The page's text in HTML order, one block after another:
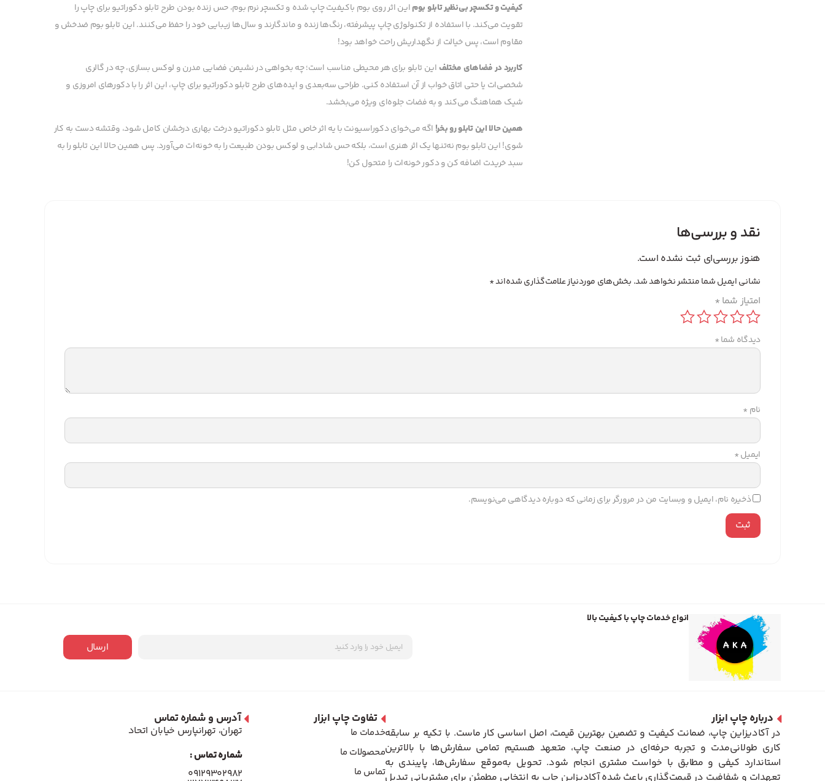
کیفیت و تکسچر بی‌نظیر تابلو بوماین اثر روی بوم باکیفیت چاپ شده و تکسچر نرم بوم، حس زنده بودن طرح تابلو دکوراتیو برای چاپ را
تقویت می‌کند. با استفاده از تکنولوژی چاپ پیشرفته، رنگ‌ها زنده و ماندگارند و سال‌ها زیبایی خود را حفظ می‌کنند. این تابلو بوم ضدخش و
مقاوم است، پس خیالت از نگهداریش راحت خواهد بود!
کاربرد در فضاهای مختلف این تابلو برای هر محیطی مناسب است؛ چه بخواهی در نشیمن فضایی مدرن و لوکس بسازی، چه در گالری
شخصی‌ات یا حتی اتاق خواب از آن استفاده کنی. طراحی سه‌بعدی و ایده‌های طرح تابلو دکوراتیو برای چاپ، این اثر را با دکورهای امروزی و
شیک هماهنگ می‌کند و به فضات جلوه‌ای ویژه می‌بخشد.
همین حالا این تابلو رو بخر! اگه می‌خوای دکوراسیونت با یه اثر خاص مثل تابلو دکوراتیو درخت بهاری درخشان کامل شود، وقتشه دست به کار
شوی! این تابلو بوم نه‌تنها یک اثر هنری است، بلکه حس شادابی و لوکس بودن طبیعت را به خونه‌ات می‌آورد. پس همین حالا این تابلو را به
سبد خریدت اضافه کن و دکور خونه‌ات را متحول کن!
نقد و بررسی‌ها
هنوز بررسی‌ای ثبت نشده است.
نشانی ایمیل شما منتشر نخواهد شد. بخش‌های موردنیاز علامت‌گذاری شده‌اند*
امتیاز شما *
دیدگاه شما*
نام *
ایمیل*
ذخیره نام، ایمیل و وبسایت من در مرورگر برای زمانی که دوباره دیدگاهی می‌نویسم.
انواع خدمات چاپ با کیفیت بالا
ارسال
درباره چاپ ابزار
در آکادیزاین چاپ، ضمانت کیفیت و تضمین بهترین قیمت، اصل اساسی کار ماست. با تکیه بر سابقه
کاری طولانی‌مدت و تجربه حرفه‌ای در صنعت چاپ، متعهد هستیم تمامی سفارش‌ها با بالاترین
استاندارد کیفی و مطابق با خواست مشتری انجام شود. تحویل به‌موقع سفارش‌ها، پایبندی به
تعهدات و شفافیت در قیمت‌گذاری باعث شده آکادیزاین چاپ به انتخابی مطمئن برای مشتریانی تبدیل
تفاوت چاپ ابزار
خدمات ما
محصولات ما
تماس ما
آدرس و شماره تماس
تهران، تهرانپارس خیابان اتحاد
شماره تماس :
۰۹۱۲۹۳۰۲۹۸۲